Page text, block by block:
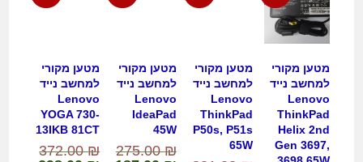
מטען מקורי
למחשב נייד
Lenovo
ThinkPad
Helix 2nd
Gen 3697,
מטען מקורי
למחשב נייד
Lenovo
ThinkPad
P50s, P51s
65W
מטען מקורי
למחשב נייד
Lenovo
IdeaPad
45W
275.00₪
מטען מקורי
למחשב נייד
Lenovo
YOGA 730-
13IKB 81CT
372.00₪